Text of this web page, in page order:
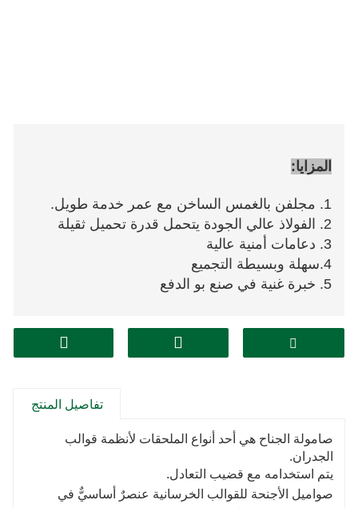
المزايا:
1. مجلفن بالغمس الساخن مع عمر خدمة طويل.
2. الفولاذ عالي الجودة يتحمل قدرة تحميل ثقيلة
3. دعامات أمنية عالية
4.سهلة وبسيطة التجميع
5. خبرة غنية في صنع بو الدفع
تفاصيل المنتج
صامولة الجناح هي أحد أنواع الملحقات لأنظمة قوالب
الجدران.
يتم استخدامه مع قضيب التعادل.
صواميل الأجنحة للقوالب الخرسانية عنصرٌ أساسيٌّ في